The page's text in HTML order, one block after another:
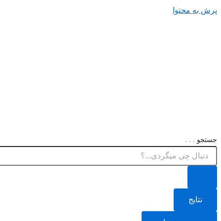
پرش به محتوا
جستجو . . .
نتایج